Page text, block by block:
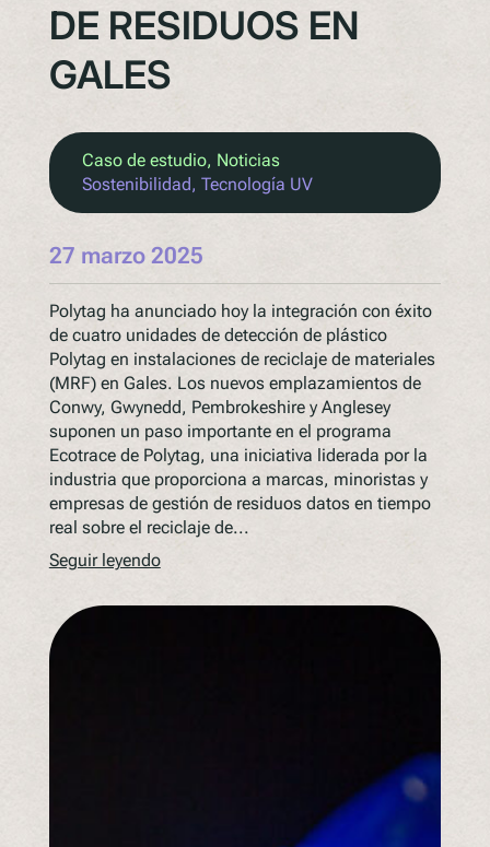
DE RESIDUOS EN
GALES
Caso de estudio, Noticias
Sostenibilidad, Tecnología UV
27 marzo 2025
Polytag ha anunciado hoy la integración con éxito
de cuatro unidades de detección de plástico
Polytag en instalaciones de reciclaje de materiales
(MRF) en Gales. Los nuevos emplazamientos de
Conwy, Gwynedd, Pembrokeshire y Anglesey
suponen un paso importante en el programa
Ecotrace de Polytag, una iniciativa liderada por la
industria que proporciona a marcas, minoristas y
empresas de gestión de residuos datos en tiempo
real sobre el reciclaje de...
Seguir leyendo